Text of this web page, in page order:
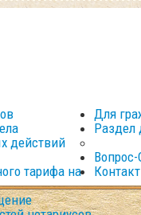
действий
тарифа на
Для
Раздел